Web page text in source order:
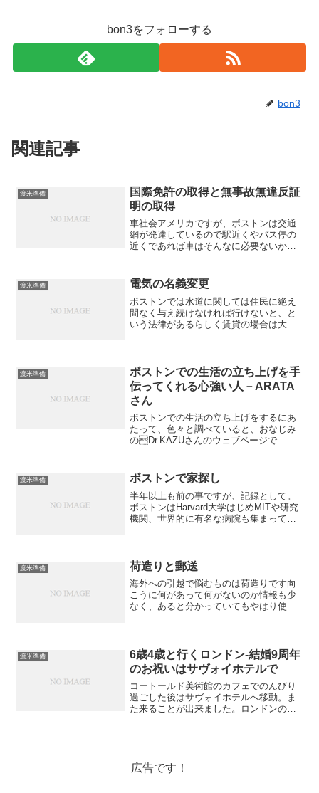
bon3をフォローする
bon3
関連記事
渡米準備
国際免許の取得と無事故無違反証
明の取得
車社会アメリカですが、ボストンは交通
網が発達しているので駅近くやバス停の
近くであれば車はそんなに必要ないかも
便利です。特にボストンは雪が多いので
(今年は暖冬らしいです...
渡米準備 電気の名義変更
ボストンでは水道に関しては住民に絶え
間なく与え続けなければ行けないと、と
いう法律があるらしく賃貸の場合は大家
いるので、光熱費の支払い...
渡米準備
ボストンでの生活の立ち上げを手
伝ってくれる心強い人－ARATA
さん
ボストンでの生活の立ち上げをするにあ
たって、色々と調べていると、おなじみ
のDr.KAZUさんのウェブページで
して下さるとかで評判がいいようです。
私も早速連絡を取っ...
渡米準備 ボストンで家探し
半年以上も前の事ですが、記録として。
ボストンはHarvard大学はじめMITや研究
機関、世界的に有名な病院も集まってい
の部屋代が$1...
渡米準備 荷造りと郵送
海外への引越で悩むものは荷造りです向
こうに何があって何がないのか情報も少
なく、あると分かっていてもやはり使い
干し・綿毛布と掛ふとんやは...
渡米準備
6歳4歳と行くロンドン-結婚9周年
のお祝いはサヴォイホテルで
コートールド美術館のカフェでのんびり
過ごした後はサヴォイホテルへ移動。ま
た来ることが出来ました。ロンドンの高
広告です！